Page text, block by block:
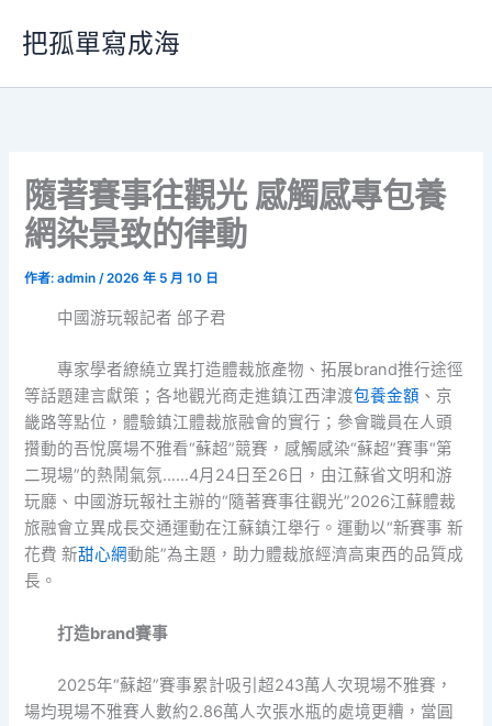
要
把孤單寫成海
隨著賽事往觀光 感觸感專包養
網染景致的律動
作者:admin/2026 年 5 月 10 日
中國游玩報記者 邰子君
專家學者繚繞立異打造體裁旅產物、拓展brand推行途徑
等話題建言獻策；各地觀光商走進鎮江西津渡包養金額 、京
畿路等點位，體驗鎮江體裁旅融會的實行；參會職員在人頭
攢動的吾悅廣場不雅看“蘇超”競賽，感觸感染“蘇超”賽事“第
二現場”的熱鬧氣氛……4月24日至26日，由江蘇省文明和游
玩廳、中國游玩報社主辦的“隨著賽事往觀光”2026江蘇體裁
旅融會立異成長交通運動在江蘇鎮江舉行。運動以“新賽事 新
花費 新甜心網動能”為主題，助力體裁旅經濟高東西的品質成
長。
打造brand賽事
2025年“蘇超”賽事累計吸引超243萬人次現場不雅賽，
場均現場不雅賽人數約2.86萬人次張水瓶的處境更糟，當圓